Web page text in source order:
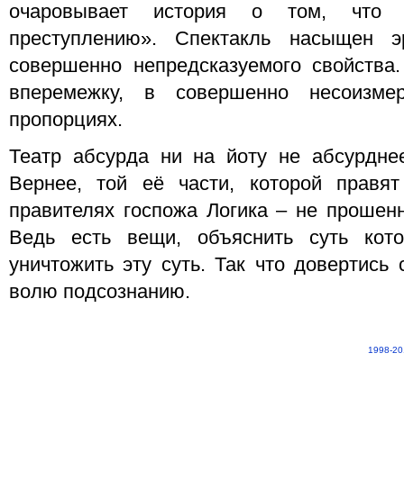
очаровывает история о том, что
преступлению». Спектакль насыщен
совершенно непредсказуемого
вперемежку, в совершенно
пропорциях.
Театр абсурда ни на йоту не
Вернее, той её части, которой
правителях госпожа Логика – не
Ведь есть вещи, объяснить суть
уничтожить эту суть. Так что
волю подсознанию.
1998-